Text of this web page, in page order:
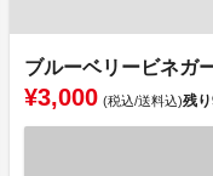
ブルーベリービネガ
¥3,000 (税込/送料込)残り